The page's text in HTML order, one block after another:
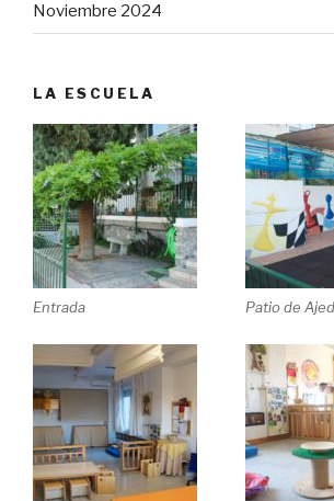
Noviembre 2024
LA ESCUELA
Entrada Patio de